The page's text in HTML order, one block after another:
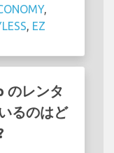
,
, EZ
のレンタ
るのはど